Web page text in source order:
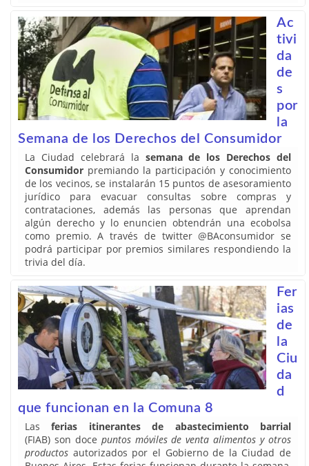
Ac
tivi
da
de
s
por
la
Semana de los Derechos del Consumidor
La Ciudad celebrará la semana de los Derechos del
Consumidor premiando la participación y conocimiento
de los vecinos, se instalarán 15 puntos de asesoramiento
jurídico para evacuar consultas sobre compras y
contrataciones, además las personas que aprendan
algún derecho y lo enuncien obtendrán una ecobolsa
como premio. A través de twitter @BAconsumidor se
podrá participar por premios similares respondiendo la
trivia del día.
Fer
ias
de
la
Ciu
da
d
que funcionan en la Comuna 8
Lasferias itinerantes de abastecimiento barrial
(FIAB) son doce puntos móviles de venta alimentos y otros
productos autorizados por el Gobierno de la Ciudad de